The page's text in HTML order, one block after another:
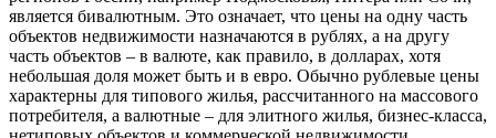
является бивалютным. Это означает, что цены на одну часть
объектов недвижимости назначаются в рублях, а на другу
часть объектов – в валюте, как правило, в долларах, хотя
небольшая доля может быть и в евро. Обычно рублевые цены
характерны для типового жилья, рассчитанного на массового
потребителя, а валютные – для элитного жилья, бизнес-класса,